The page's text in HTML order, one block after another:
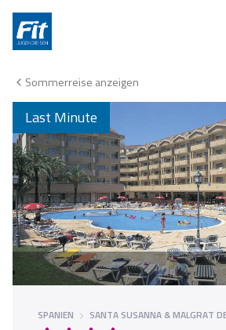
Keine Reisen auf der Merkliste
Sommerreise anzeigen
Last Minute
SPANIEN SANTA SUSANNA & MALGRAT